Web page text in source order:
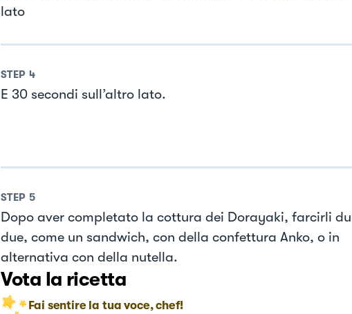
lato
STEP 4
E 30 secondi sull’altro lato.
STEP 5
Dopo aver completato la cottura dei Dorayaki, farcirli
due, come un sandwich, con della confettura Anko, o in
alternativa con della nutella.
Vota la ricetta
Fai sentire la tua voce, chef!